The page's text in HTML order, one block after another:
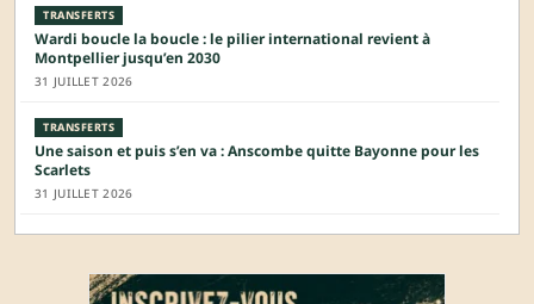
TRANSFERTS
Wardi boucle la boucle : le pilier international revient à
Montpellier jusqu’en 2030
31 JUILLET 2026
TRANSFERTS
Une saison et puis s’en va : Anscombe quitte Bayonne pour les
Scarlets
31 JUILLET 2026